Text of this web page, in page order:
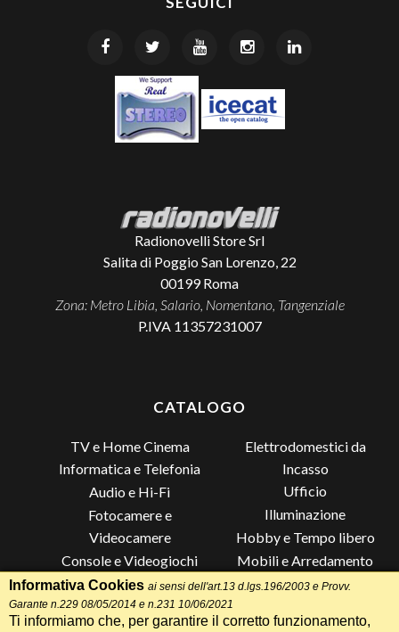
Radionovelli Store Srl
Salita di Poggio San Lorenzo, 22
00199 Roma
Zona: Metro Libia, Salario, Nomentano, Tangenziale
P.IVA 11357231007
CATALOGO
TV e Home Cinema
Informatica e Telefonia
Audio e Hi-Fi
Fotocamere e
Videocamere
Console e Videogiochi
Piccoli Elettrodomestici
Grandi Elettrodomestici e
Elettrodomestici da
Incasso
Ufficio
Illuminazione
Hobby e Tempo libero
Mobili e Arredamento
Lista di Nozze
Informativa Cookies ai sensi dell'art.13 d.lgs.196/2003 e Provv.
Garante n.229 08/05/2014 e n.231 10/06/2021
Ti informiamo che, per garantire il corretto funzionamento,